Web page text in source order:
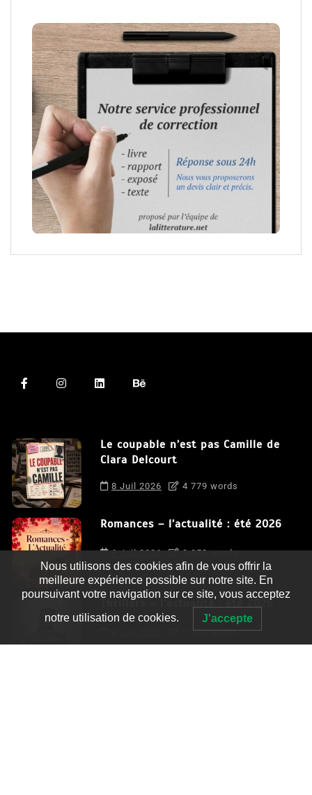
Le coupable n’est pas Camille de
Clara Delcourt
8 Juil 2026 4 779 words
Romances – l’actualité : été 2026
6 Juil 2026 3 052 words
Thrillers – l’actualité : été 2026
2 995 words
Nous utilisons des cookies afin de vous offrir la
meilleure expérience possible sur notre site. En
poursuivant votre navigation sur ce site, vous acceptez
notre utilisation de cookies. J'accepte